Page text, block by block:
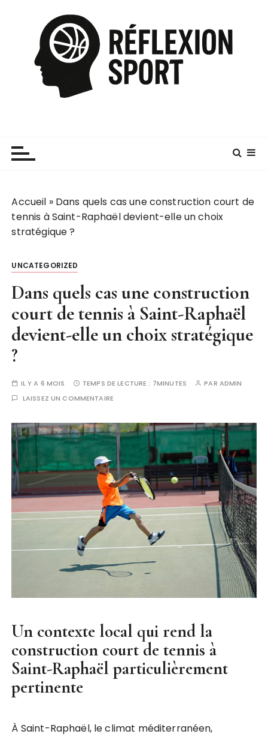
Accueil » Dans quels cas une construction court de
tennis à Saint-Raphaël devient-elle un choix
stratégique ?
UNCATEGORIZED
Dans quels cas une construction
court de tennis à Saint-Raphaël
devient-elle un choix stratégique
?
IL Y A 6 MOIS TEMPS DE LECTURE : 7MINUTES PAR ADMIN
LAISSEZ UN COMMENTAIRE
Un contexte local qui rend la
construction court de tennis à
Saint-Raphaël particulièrement
pertinente
À Saint-Raphaël, le climat méditerranéen,